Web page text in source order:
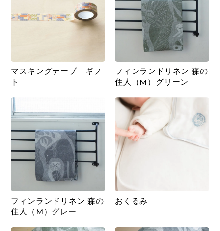
マスキングテープ ギフ
ト
フィンランドリネン 森の
住人（M）グリーン
フィンランドリネン 森の
住人（M）グレー
おくるみ